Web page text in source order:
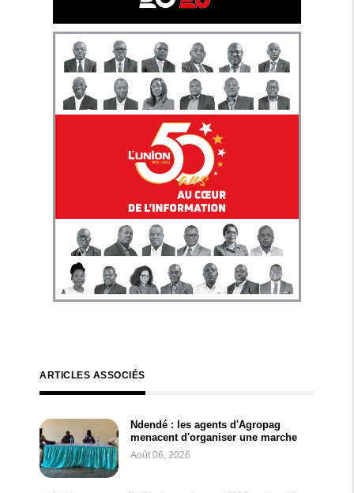
ARTICLES ASSOCIÉS
Ndendé : les agents d'Agropag
menacent d'organiser une marche
Août 06, 2026